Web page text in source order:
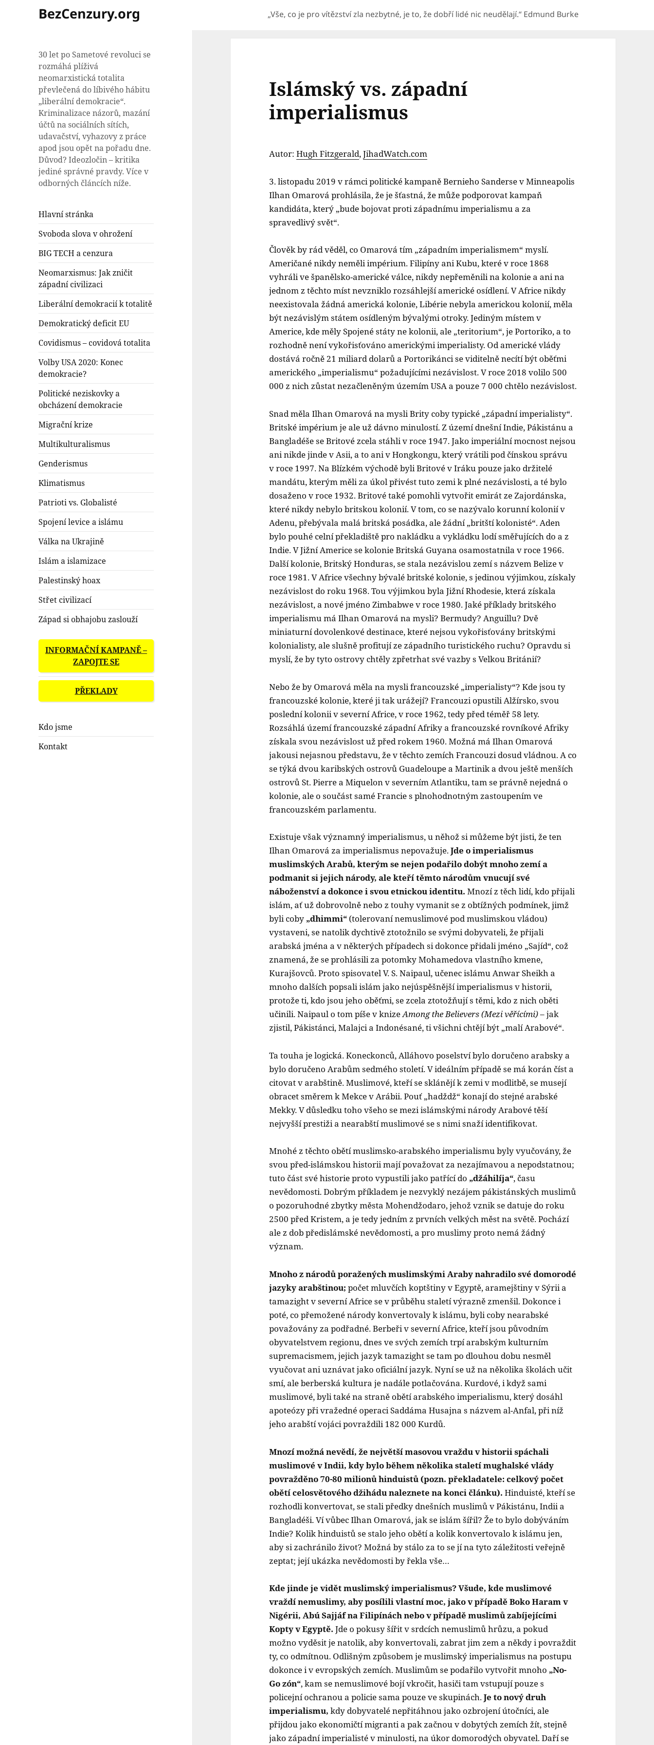
BezCenzury.org „Vše, co je pro vítězství zla nezbytné, je to, že dobří lidé nic neudělají.“ Edmund Burke
30 let po Sametové revoluci se
rozmáhá plíživá
neomarxistická totalita
převlečená do líbivého hábitu
„liberální demokracie“.
Kriminalizace názorů, mazání
účtů na sociálních sítích,
udavačství, vyhazovy z práce
apod jsou opět na pořadu dne.
Důvod? Ideozločin – kritika
jediné správné pravdy. Více v
odborných článcích níže.
Hlavní stránka
Svoboda slova v ohrožení
BIG TECH a cenzura
Neomarxismus: Jak zničit
západní civilizaci
Liberální demokracií k totalitě
Demokratický deficit EU
Covidismus – covidová totalita
Volby USA 2020: Konec
demokracie?
Politické neziskovky a
obcházení demokracie
Migrační krize
Multikulturalismus
Genderismus
Klimatismus
Patrioti vs. Globalisté
Spojení levice a islámu
Válka na Ukrajině
Islám a islamizace
Palestinský hoax
Střet civilizací
Západ si obhajobu zaslouží
INFORMAČNÍ KAMPANĚ –
ZAPOJTE SE
PŘEKLADY
Kdo jsme
Kontakt
Islámský vs. západní
imperialismus
Autor:Hugh Fitzgerald,JihadWatch.com
3. listopadu 2019 v rámci politické kampaně Bernieho Sanderse v Minneapolis
Ilhan Omarová prohlásila, že je šťastná, že může podporovat kampaň
kandidáta, který „bude bojovat proti západnímu imperialismu a za
spravedlivý svět“.
Člověk by rád věděl, co Omarová tím „západním imperialismem“ myslí.
Američané nikdy neměli impérium. Filipíny ani Kubu, které v roce 1868
vyhráli ve španělsko-americké válce, nikdy nepřeměnili na kolonie a ani na
jednom z těchto míst nevzniklo rozsáhlejší americké osídlení. V Africe nikdy
neexistovala žádná americká kolonie, Libérie nebyla americkou kolonií, měla
být nezávislým státem osídleným bývalými otroky. Jediným místem v
Americe, kde měly Spojené státy ne kolonii, ale „teritorium“, je Portoriko, a to
rozhodně není vykořisťováno americkými imperialisty. Od americké vlády
dostává ročně 21 miliard dolarů a Portorikánci se viditelně necítí být oběťmi
amerického „imperialismu“ požadujícími nezávislost. V roce 2018 volilo 500
000 z nich zůstat nezačleněným územím USA a pouze 7 000 chtělo nezávislost.
Snad měla Ilhan Omarová na mysli Brity coby typické „západní imperialisty“.
Britské impérium je ale už dávno minulostí. Z území dnešní Indie, Pákistánu a
Bangladéše se Britové zcela stáhli v roce 1947. Jako imperiální mocnost nejsou
ani nikde jinde v Asii, a to ani v Hongkongu, který vrátili pod čínskou správu
v roce 1997. Na Blízkém východě byli Britové v Iráku pouze jako držitelé
mandátu, kterým měli za úkol přivést tuto zemi k plné nezávislosti, a té bylo
dosaženo v roce 1932. Britové také pomohli vytvořit emirát ze Zajordánska,
které nikdy nebylo britskou kolonií. V tom, co se nazývalo korunní kolonií v
Adenu, přebývala malá britská posádka, ale žádní „britští kolonisté“. Aden
bylo pouhé celní překladiště pro nakládku a vykládku lodí směřujících do a z
Indie. V Jižní Americe se kolonie Britská Guyana osamostatnila v roce 1966.
Další kolonie, Britský Honduras, se stala nezávislou zemí s názvem Belize v
roce 1981. V Africe všechny bývalé britské kolonie, s jedinou výjimkou, získaly
nezávislost do roku 1968. Tou výjimkou byla Jižní Rhodesie, která získala
nezávislost, a nové jméno Zimbabwe v roce 1980. Jaké příklady britského
imperialismu má Ilhan Omarová na mysli? Bermudy? Anguillu? Dvě
miniaturní dovolenkové destinace, které nejsou vykořisťovány britskými
kolonialisty, ale slušně profitují ze západního turistického ruchu? Opravdu si
myslí, že by tyto ostrovy chtěly zpřetrhat své vazby s Velkou Británií?
Nebo že by Omarová měla na mysli francouzské „imperialisty“? Kde jsou ty
francouzské kolonie, které ji tak urážejí? Francouzi opustili Alžírsko, svou
poslední kolonii v severní Africe, v roce 1962, tedy před téměř 58 lety.
Rozsáhlá území francouzské západní Afriky a francouzské rovníkové Afriky
získala svou nezávislost už před rokem 1960. Možná má Ilhan Omarová
jakousi nejasnou představu, že v těchto zemích Francouzi dosud vládnou. A co
se týká dvou karibských ostrovů Guadeloupe a Martinik a dvou ještě menších
ostrovů St. Pierre a Miquelon v severním Atlantiku, tam se právně nejedná o
kolonie, ale o součást samé Francie s plnohodnotným zastoupením ve
francouzském parlamentu.
Existuje však významný imperialismus, u něhož si můžeme být jisti, že ten
Ilhan Omarová za imperialismus nepovažuje.Jde o imperialismus
muslimských Arabů, kterým se nejen podařilo dobýt mnoho zemí a
podmanit si jejich národy, ale kteří těmto národům vnucují své
náboženství a dokonce i svou etnickou identitu.Mnozí z těch lidí, kdo přijali
islám, ať už dobrovolně nebo z touhy vymanit se z obtížných podmínek, jimž
byli coby „dhimmi“ (tolerovaní nemuslimové pod muslimskou vládou)
vystaveni, se natolik dychtivě ztotožnilo se svými dobyvateli, že přijali
arabská jména a v některých případech si dokonce přidali jméno „Sajíd“, což
znamená, že se prohlásili za potomky Mohamedova vlastního kmene,
Kurajšovců. Proto spisovatel V. S. Naipaul, učenec islámu Anwar Sheikh a
mnoho dalších popsali islám jako nejúspěšnější imperialismus v historii,
protože ti, kdo jsou jeho oběťmi, se zcela ztotožňují s těmi, kdo z nich oběti
učinili. Naipaul o tom píše v knizeAmong the Believers (Mezi věřícími)– jak
zjistil, Pákistánci, Malajci a Indonésané, ti všichni chtějí být „malí Arabové“.
Ta touha je logická. Koneckonců, Alláhovo poselství bylo doručeno arabsky a
bylo doručeno Arabům sedmého století. V ideálním případě se má korán číst a
citovat v arabštině. Muslimové, kteří se sklánějí k zemi v modlitbě, se musejí
obracet směrem k Mekce v Arábii. Pouť „hadždž“ konají do stejné arabské
Mekky. V důsledku toho všeho se mezi islámskými národy Arabové těší
nejvyšší prestiži a nearabští muslimové se s nimi snaží identifikovat.
Mnohé z těchto obětí muslimsko-arabského imperialismu byly vyučovány, že
svou před-islámskou historii mají považovat za nezajímavou a nepodstatnou;
tuto část své historie proto vypustili jako patřící do „džáhilíja“, času
nevědomosti. Dobrým příkladem je nezvyklý nezájem pákistánských muslimů
o pozoruhodné zbytky města Mohendžodaro, jehož vznik se datuje do roku
2500 před Kristem, a je tedy jedním z prvních velkých měst na světě. Pochází
ale z dob předislámské nevědomosti, a pro muslimy proto nemá žádný
význam.
Mnoho z národů poražených muslimskými Araby nahradilo své domorodé
jazyky arabštinou; počet mluvčích koptštiny v Egyptě, aramejštiny v Sýrii a
tamazight v severní Africe se v průběhu staletí výrazně zmenšil. Dokonce i
poté, co přemožené národy konvertovaly k islámu, byli coby nearabské
považovány za podřadné. Berbeři v severní Africe, kteří jsou původním
obyvatelstvem regionu, dnes ve svých zemích trpí arabským kulturním
supremacismem, jejich jazyk tamazight se tam po dlouhou dobu nesměl
vyučovat ani uznávat jako oficiální jazyk. Nyní se už na několika školách učit
smí, ale berberská kultura je nadále potlačována. Kurdové, i když sami
muslimové, byli také na straně obětí arabského imperialismu, který dosáhl
apoteózy při vražedné operaci Saddáma Husajna s názvem al-Anfal, při níž
jeho arabští vojáci povraždili 182 000 Kurdů.
Mnozí možná nevědí, že největší masovou vraždu v historii spáchali
muslimové v Indii, kdy bylo během několika staletí mughalské vlády
povražděno 70-80 milionů hinduistů (pozn. překladatele: celkový počet
obětí celosvětového džihádu naleznete na konci článku).Hinduisté, kteří se
rozhodli konvertovat, se stali předky dnešních muslimů v Pákistánu, Indii a
Bangladéši. Ví vůbec Ilhan Omarová, jak se islám šířil? Že to bylo dobýváním
Indie? Kolik hinduistů se stalo jeho obětí a kolik konvertovalo k islámu jen,
aby si zachránilo život? Možná by stálo za to se jí na tyto záležitosti veřejně
zeptat; její ukázka nevědomosti by řekla vše…
Kde jinde je vidět muslimský imperialismus? Všude, kde muslimové
vraždí nemuslimy, aby posílili vlastní moc, jako v případě Boko Haram v
Nigérii, Abú Sajjáf na Filipínách nebo v případě muslimů zabíjejícími
Kopty v Egyptě.Jde o pokusy šířit v srdcích nemuslimů hrůzu, a pokud
možno vyděsit je natolik, aby konvertovali, zabrat jim zem a někdy i povraždit
ty, co odmítnou. Odlišným způsobem je muslimský imperialismus na postupu
dokonce i v evropských zemích. Muslimům se podařilo vytvořit mnoho „No-
Go zón“, kam se nemuslimové bojí vkročit, hasiči tam vstupují pouze s
policejní ochranou a policie sama pouze ve skupinách.Je to nový druh
imperialismu,kdy dobyvatelé nepřitáhnou jako ozbrojení útočníci, ale
přijdou jako ekonomičtí migranti a pak začnou v dobytých zemích žít, stejně
jako západní imperialisté v minulosti, na úkor domorodých obyvatel. Daří se